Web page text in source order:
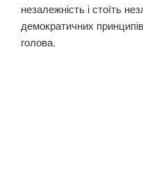
незалежність і стоїть
демократичних
голова.